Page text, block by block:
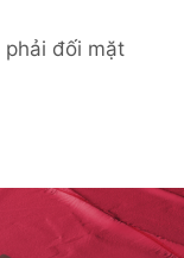
phải đối mặt